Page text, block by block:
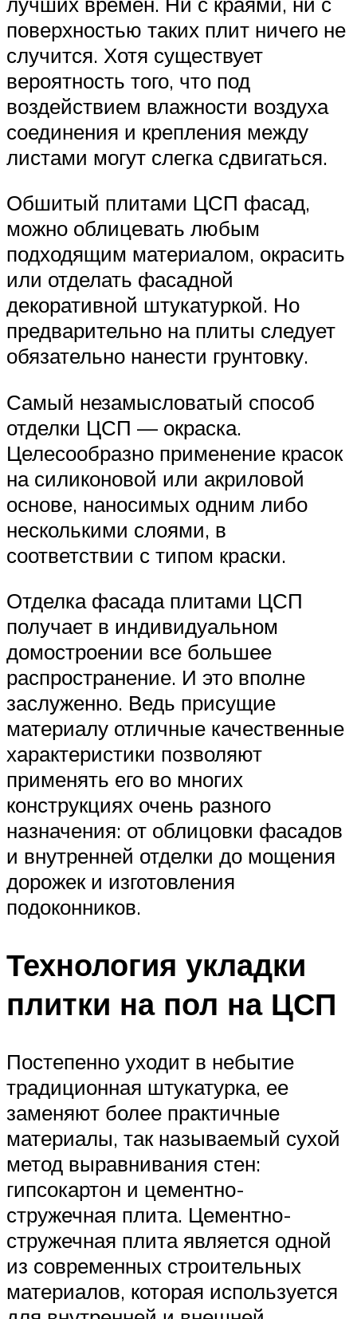
поверхностью таких плит ничего не
случится. Хотя существует
вероятность того, что под
воздействием влажности воздуха
соединения и крепления между
листами могут слегка сдвигаться.
Обшитый плитами ЦСП фасад,
можно облицевать любым
подходящим материалом, окрасить
или отделать фасадной
декоративной штукатуркой. Но
предварительно на плиты следует
обязательно нанести грунтовку.
Самый незамысловатый способ
отделки ЦСП — окраска.
Целесообразно применение красок
на силиконовой или акриловой
основе, наносимых одним либо
несколькими слоями, в
соответствии с типом краски.
Отделка фасада плитами ЦСП
получает в индивидуальном
домостроении все большее
распространение. И это вполне
заслуженно. Ведь присущие
материалу отличные качественные
характеристики позволяют
применять его во многих
конструкциях очень разного
назначения: от облицовки фасадов
и внутренней отделки до мощения
дорожек и изготовления
подоконников.
Технология укладки
плитки на пол на ЦСП
Постепенно уходит в небытие
традиционная штукатурка, ее
заменяют более практичные
материалы, так называемый сухой
метод выравнивания стен:
гипсокартон и цементно-
стружечная плита. Цементно-
стружечная плита является одной
из современных строительных
материалов, которая используется